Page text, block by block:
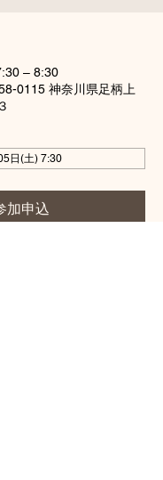
– 8:30
0115 神奈川県足柄上
日(土) 7:30
加申込